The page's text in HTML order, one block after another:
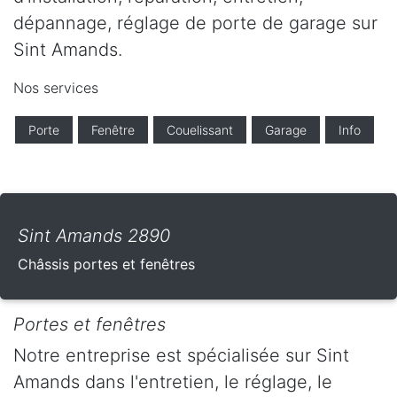
dépannage, réglage de porte de garage sur
Sint Amands.
Nos services
Porte Fenêtre Couelissant Garage Info
Sint Amands 2890
Châssis portes et fenêtres
Portes et fenêtres
Notre entreprise est spécialisée sur Sint
Amands dans l'entretien, le réglage, le